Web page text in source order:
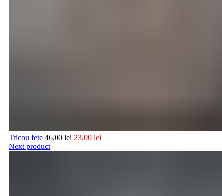
Tricou fete 46,00lei 23,00 lei
Next product